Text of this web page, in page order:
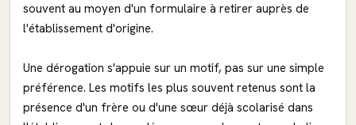
souvent au moyen d'un formulaire à retirer auprès de
l'établissement d'origine.
Une dérogation s'appuie sur un motif, pas sur une simple
préférence. Les motifs les plus souvent retenus sont la
présence d'un frère ou d'une sœur déjà scolarisé dans